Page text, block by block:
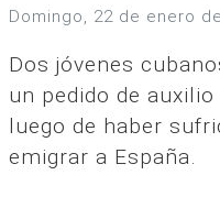
domingo, 22 de enero
Dos jóvenes
un pedido de
luego de haber
emigrar a España.